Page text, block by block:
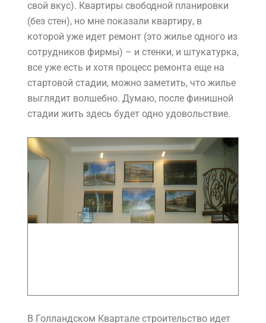
свой вкус). Квартиры свободной планировки
(без стен), но мне показали квартиру, в
которой уже идет ремонт (это жилье одного из
сотрудников фирмы) – и стенки, и штукатурка,
все уже есть и хотя процесс ремонта еще на
стартовой стадии, можно заметить, что жилье
выглядит волшебно. Думаю, после финишной
стадии жить здесь будет одно удовольствие.
В Голландском Квартале строительство идет